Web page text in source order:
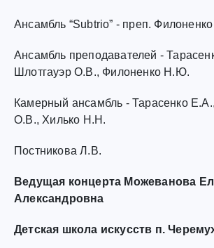
Ансамбль “Subtrio” - преп.
Ансамбль преподавателей -
Шлотгауэр О.В., Филоненко Н.Ю.
Камерный ансамбль - Тарасенко
О.В., Хилько Н.Н.
Постникова Л.В.
Ведущая концерта Можеванова
Александровна
Детская школа искусств п.